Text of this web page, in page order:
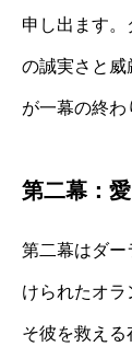
申し出ます
の誠実さと威
が一幕の終わ
第二幕：
第二幕はダー
けられたオラ
そ彼を救え